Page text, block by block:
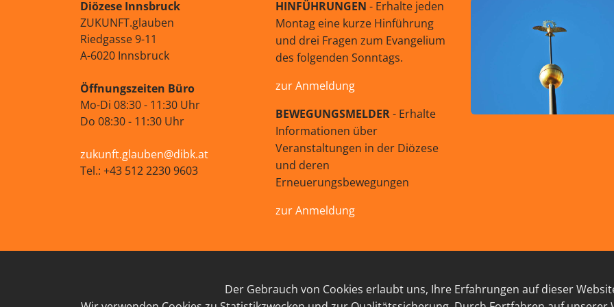
Der Gebrauch von Cookies erlaubt uns, Ihre Erfahrungen auf dieser
Diözese Innsbruck
ZUKUNFT.glauben
Riedgasse 9-11
A-6020 Innsbruck
Öffnungszeiten Büro
Mo-Di 08:30 - 11:30 Uhr
Do 08:30 - 11:30 Uhr
zukunft.glauben@dibk.at
Tel.: +43 512 2230 9603
HINFÜHRUNGEN - Erhalte jeden
Montag eine kurze Hinführung
und drei Fragen zum Evangelium
des folgenden Sonntags.
zur Anmeldung
BEWEGUNGSMELDER- Erhalte
Informationen über
Veranstaltungen in der Diözese
und deren
Erneuerungsbewegungen
zur Anmeldung
IMPRESSUM
LINKSAMMLUNG DATENSCHUTZ